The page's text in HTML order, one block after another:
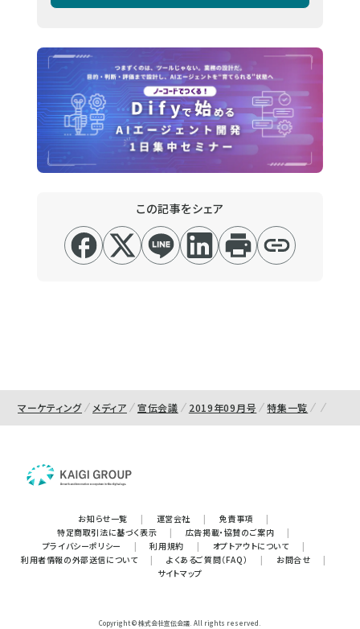
この記事をシェア
マーケティング メディア 宣伝会議 2019年09月号 特集一覧
お知らせ一覧 | 運営会社 | 免責事項
|
特定商取引法に基づく表示
| 広告掲載・協賛のご案内
|
プライバシーポリシー
| 利用規約 | オプトアウトについて
|
利用者情報の外部送信について
| よくあるご質問（FAQ） | お問合せ
|
サイトマップ
Copyright © 株式会社宣伝会議. All rights reserved.